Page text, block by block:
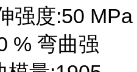
强度:50 MPa
% 弯曲强